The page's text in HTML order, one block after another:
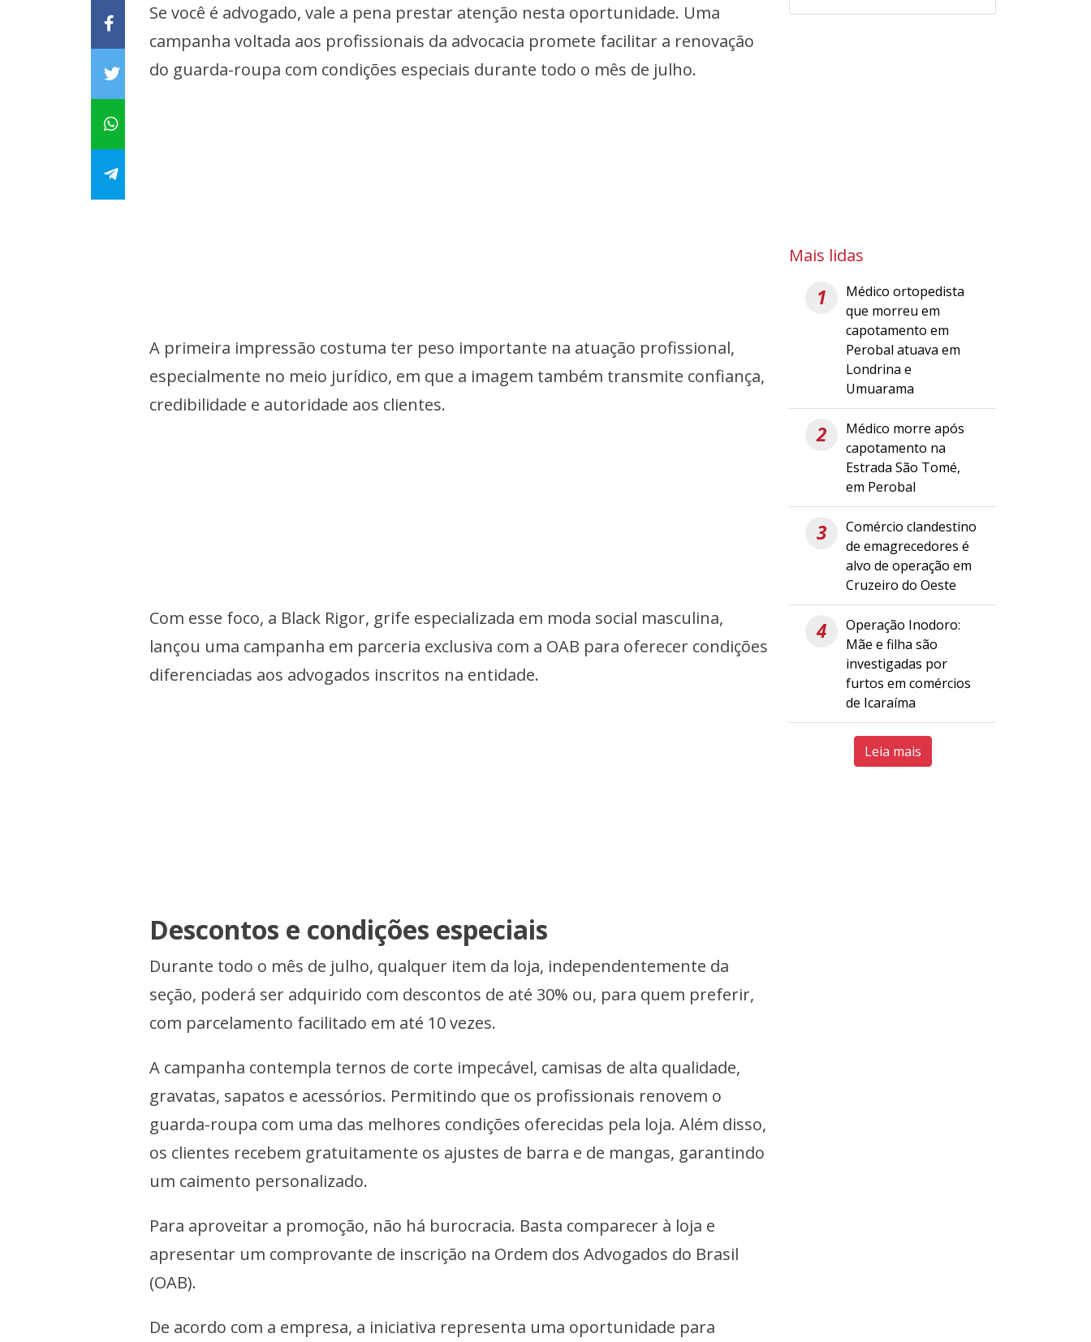
Se você é advogado, vale a pena prestar atenção nesta oportunidade. Uma
campanha voltada aos profissionais da advocacia promete facilitar a renovação
do guarda-roupa com condições especiais durante todo o mês de julho.
A primeira impressão costuma ter peso importante na atuação profissional,
especialmente no meio jurídico, em que a imagem também transmite confiança,
credibilidade e autoridade aos clientes.
Com esse foco, a Black Rigor, grife especializada em moda social masculina,
lançou uma campanha em parceria exclusiva com a OAB para oferecer condições
diferenciadas aos advogados inscritos na entidade.
Descontos e condições especiais
Durante todo o mês de julho, qualquer item da loja, independentemente da
seção, poderá ser adquirido com descontos de até 30% ou, para quem preferir,
com parcelamento facilitado em até 10 vezes.
A campanha contempla ternos de corte impecável, camisas de alta qualidade,
gravatas, sapatos e acessórios. Permitindo que os profissionais renovem o
guarda-roupa com uma das melhores condições oferecidas pela loja. Além disso,
os clientes recebem gratuitamente os ajustes de barra e de mangas, garantindo
um caimento personalizado.
Para aproveitar a promoção, não há burocracia. Basta comparecer à loja e
apresentar um comprovante de inscrição na Ordem dos Advogados do Brasil
(OAB).
De acordo com a empresa, a iniciativa representa uma oportunidade para
Mais lidas
1
Médico ortopedista
que morreu em
capotamento em
Perobal atuava em
Londrina e
Umuarama
2
Médico morre após
capotamento na
Estrada São Tomé,
em Perobal
3
Comércio clandestino
de emagrecedores é
alvo de operação em
Cruzeiro do Oeste
4
Operação Inodoro:
Mãe e filha são
investigadas por
furtos em comércios
de Icaraíma
Leia mais